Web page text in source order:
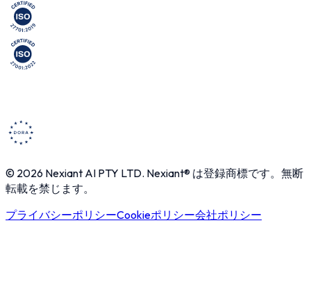
© 2026 Nexiant AI PTY LTD. Nexiant® は登録商標です。無断
転載を禁じます。
プライバシーポリシーCookieポリシー会社ポリシー